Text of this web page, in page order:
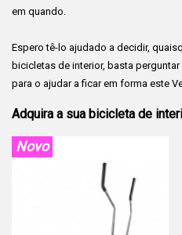
em quando.
Espero tê-lo ajudado a decidir,
bicicletas de interior, basta
para o ajudar a ficar em forma este
Adquira a sua bicicleta de
Novo